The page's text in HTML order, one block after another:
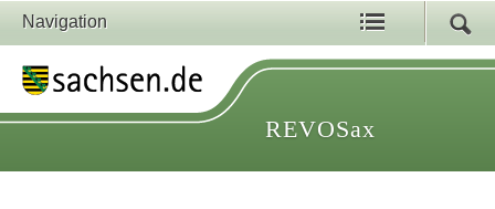
Navigation
REVOSax